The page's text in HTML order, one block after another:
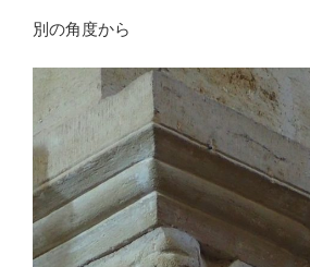
別の角度から